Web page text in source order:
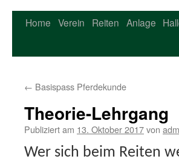
Zum
Home Verein Reiten Anlage
← Basispass Pferdekunde
Theorie-Lehrgang
Publiziert am 13. Oktober 2017von
Wer sich beim Reiten